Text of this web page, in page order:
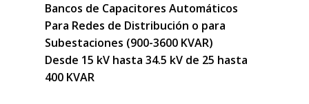
Bancos de Capacitores Automáticos
Para Redes de Distribución o para
Subestaciones (900-3600 KVAR)
Desde 15 kV hasta 34.5 kV de 25 hasta